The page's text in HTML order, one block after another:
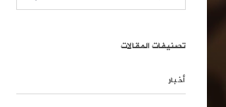
تصنيفات المقالات
أخبار